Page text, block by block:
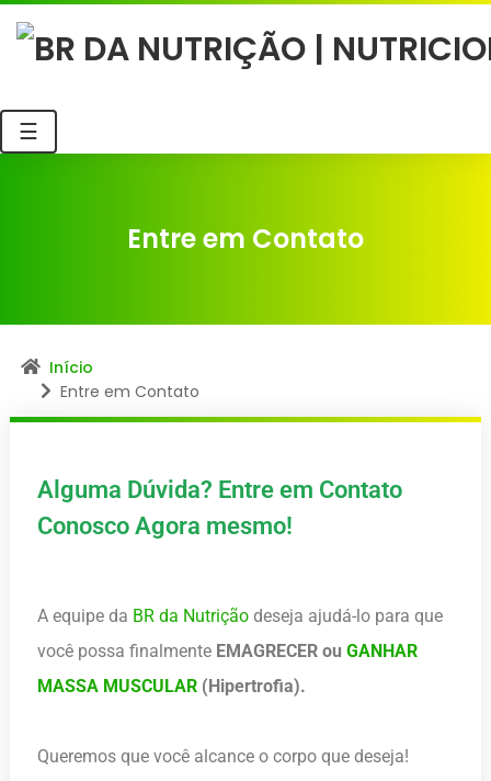
☰
Entre em Contato
Início
Entre em Contato
Alguma Dúvida? Entre em Contato
Conosco Agora mesmo!
A equipe da BR da Nutrição deseja ajudá-lo para que
você possa finalmente EMAGRECER ou GANHAR
MASSA MUSCULAR (Hipertrofia).
Queremos que você alcance o corpo que deseja!